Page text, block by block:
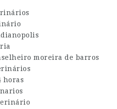
moreira de barros
horas